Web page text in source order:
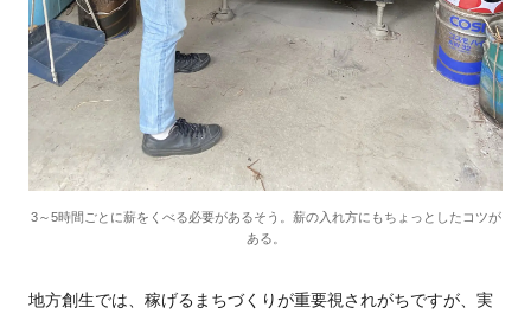
3～5時間ごとに薪をくべる必要があるそう。薪の入れ方にもちょっとしたコツが
ある。
地方創生では、稼げるまちづくりが重要視されがちですが、実